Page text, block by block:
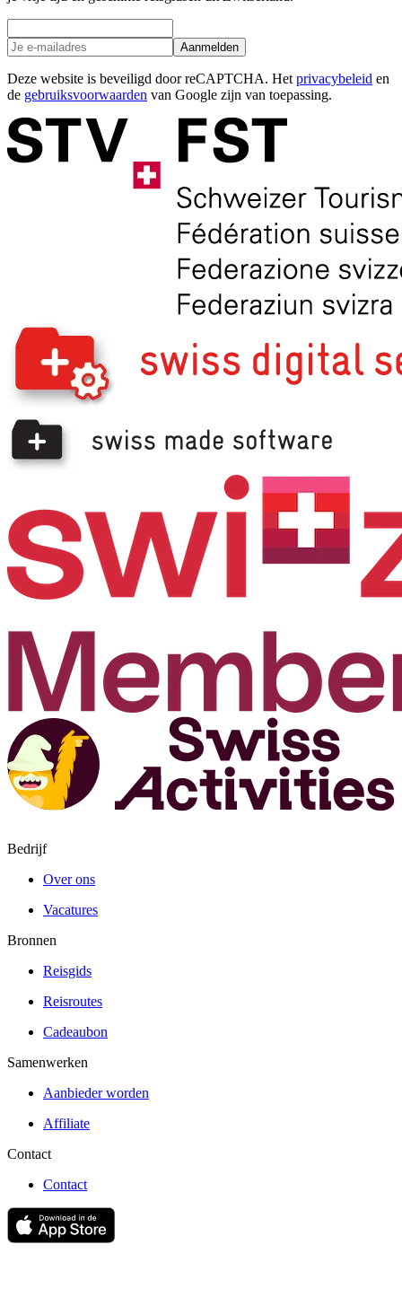
Aanmelden
Deze website is beveiligd door reCAPTCHA. Het privacybeleid en
de gebruiksvoorwaarden van Google zijn van toepassing.
Bedrijf
Over ons
Vacatures
Bronnen
Reisgids
Reisroutes
Cadeaubon
Samenwerken
Aanbieder worden
Affiliate
Contact
Contact